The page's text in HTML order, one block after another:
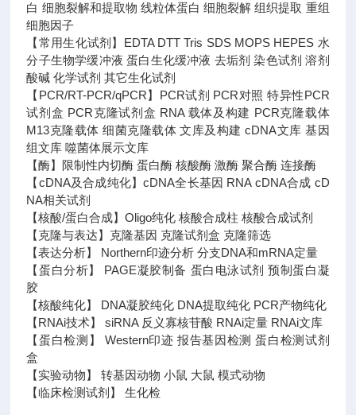
白 细胞裂解和提取物 线粒体蛋白 细胞裂解 组织提取 重组
细胞因子
【常用生化试剂】EDTA DTT Tris SDS MOPS HEPES 水
分子生物学缓冲液 蛋白生化缓冲液 去垢剂 染色试剂 溶剂
酸碱 化学试剂 其它生化试剂
【PCR/RT-PCR/qPCR】PCR试剂 PCR对照 特异性PCR
试剂盒 PCR克隆试剂盒 RNA 载体及构建 PCR克隆载体
M13克隆载体 细菌克隆载体 文库及构建 cDNA文库 基因
组文库 噬菌体展示文库
【酶】限制性内切酶 蛋白酶 核酸酶 激酶 聚合酶 连接酶
【cDNA及合成纯化】cDNA全长基因 RNA cDNA合成 cD
NA相关试剂
【核酸/蛋白合成】Oligo纯化 核酸合成柱 核酸合成试剂
【克隆与表达】克隆基因 克隆试剂盒 克隆筛选
【表达分析】 Northern印迹分析 分支DNA和mRNA定量
【蛋白分析】 PAGE凝胶制备 蛋白电泳试剂 预制蛋白凝
胶
【核酸纯化】 DNA凝胶纯化 DNA提取纯化 PCR产物纯化
【RNAi技术】 siRNA 反义寡核苷酸 RNAi定量 RNAi文库
【蛋白检测】 Western印迹 报告基因检测 蛋白检测试剂
盒
【实验动物】 转基因动物 小鼠 大鼠 模式动物
【临床检测试剂】 生化检